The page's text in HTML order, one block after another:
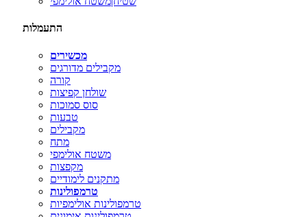
התעמלות
מכשירים
מקבילים מדורגים
קורה
שולחן קפיצות
סוס סמוכות
טבעות
מקבילים
מתח
משטח אולימפי
מקפצות
מתקנים לימודיים
טרמפולינות
טרמפולינות אולימפיות